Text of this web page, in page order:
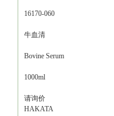
16170-060
牛血清
Bovine Serum
1000ml
请询价
HAKATA